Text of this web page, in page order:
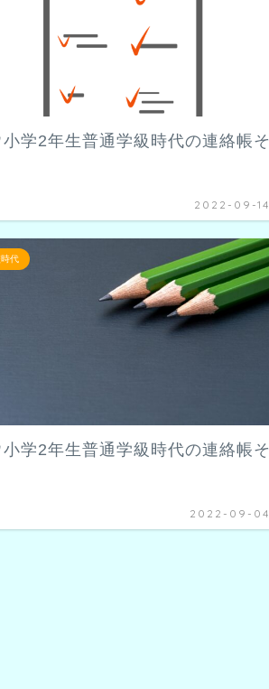
小学2年生普通学級時代の連絡帳そ
2022-09-14
代
小学2年生普通学級時代の連絡帳そ
2022-09-04